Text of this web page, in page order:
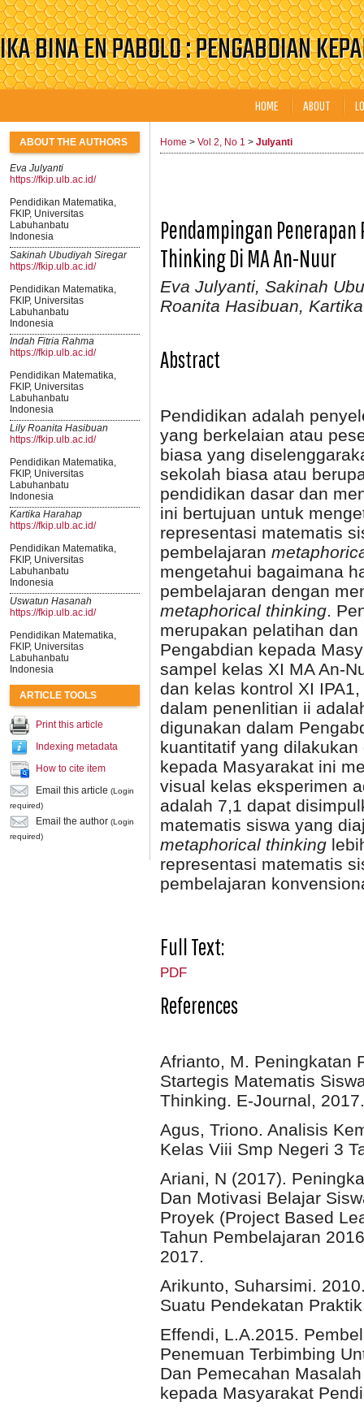
IKA BINA EN PABOLO : PENGABDIAN
ABOUT THE AUTHORS
Eva Julyanti
https://fkip.ulb.ac.id/
Pendidikan Matematika,
FKIP, Universitas
Labuhanbatu
Indonesia
Sakinah Ubudiyah Siregar
https://fkip.ulb.ac.id/
Pendidikan Matematika,
FKIP, Universitas
Labuhanbatu
Indonesia
Indah Fitria Rahma
https://fkip.ulb.ac.id/
Pendidikan Matematika,
FKIP, Universitas
Labuhanbatu
Indonesia
Lily Roanita Hasibuan
https://fkip.ulb.ac.id/
Pendidikan Matematika,
FKIP, Universitas
Labuhanbatu
Indonesia
Kartika Harahap
https://fkip.ulb.ac.id/
Pendidikan Matematika,
FKIP, Universitas
Labuhanbatu
Indonesia
Uswatun Hasanah
https://fkip.ulb.ac.id/
Pendidikan Matematika,
FKIP, Universitas
Labuhanbatu
Indonesia
ARTICLE TOOLS
Print this article
Indexing metadata
How to cite item
Email this article (Login
required)
Email the author (Login
required)
HOME ABOUT
Home > Vol 2, No 1 > Julyanti
Pendampingan
Thinking Di MA An-Nuur
Eva Julyanti, Sakinah
Roanita Hasibuan,
Abstract
Pendidikan adalah
yang berkelaian atau
biasa yang
sekolah biasa atau
pendidikan dasar dan
ini bertujuan untuk
representasi matematis
pembelajaran
mengetahui bagaimana
pembelajaran dengan
metaphorical thinking .
merupakan pelatihan
Pengabdian kepada
sampel kelas XI MA An-
dan kelas kontrol XI
dalam penenlitian ii
digunakan dalam
kuantitatif yang
kepada Masyarakat ini
visual kelas eksperimen
adalah 7,1 dapat
matematis siswa yang
metaphorical thinking
representasi matematis
pembelajaran
Full Text:
PDF
References
Afrianto, M. Peningkatan
Startegis Matematis
Thinking. E-Journal, 2017.
Agus, Triono. Analisis
Kelas Viii Smp Negeri 3
Ariani, N (2017).
Dan Motivasi Belajar
Proyek (Project Based
Tahun Pembelajaran
2017.
Arikunto, Suharsimi.
Suatu Pendekatan
Effendi, L.A.2015.
Penemuan Terbimbing
Dan Pemecahan
kepada Masyarakat